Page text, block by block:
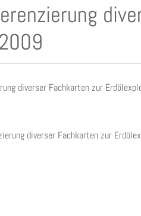
diverser Fachkarten zur
diverser Fachkarten zur